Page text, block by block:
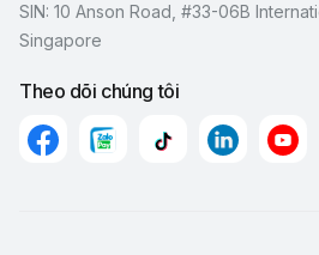
SIN: 10 Anson Road, #33-06B
Singapore
Theo dõi chúng tôi